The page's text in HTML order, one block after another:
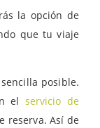
la opción de
que tu viaje
posible.
el servicio de
reserva. Así de